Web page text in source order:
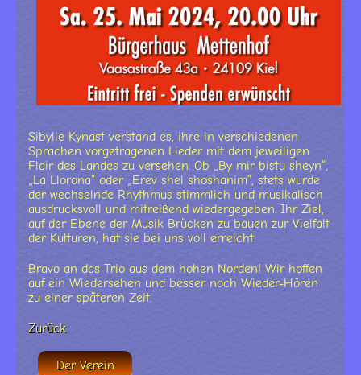
Der Verein
Sibylle Kynast verstand es, ihre in verschiedenen
Sprachen vorgetragenen Lieder mit dem jeweiligen
Flair des Landes zu versehen. Ob „By mir bistu sheyn“,
„La Llorona“ oder „Erev shel shoshanim“, stets wurde
der wechselnde Rhythmus stimmlich und musikalisch
ausdrucksvoll und mitreißend wiedergegeben. Ihr Ziel,
auf der Ebene der Musik Brücken zu bauen zur Vielfalt
der Kulturen, hat sie bei uns voll erreicht.
Bravo an das Trio aus dem hohen Norden! Wir hoffen
auf ein Wiedersehen und besser noch Wieder-Hören
zu einer späteren Zeit.
Zurück